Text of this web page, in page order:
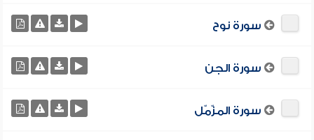
سورة نوح
سورة الجن
سورة المزّمّل